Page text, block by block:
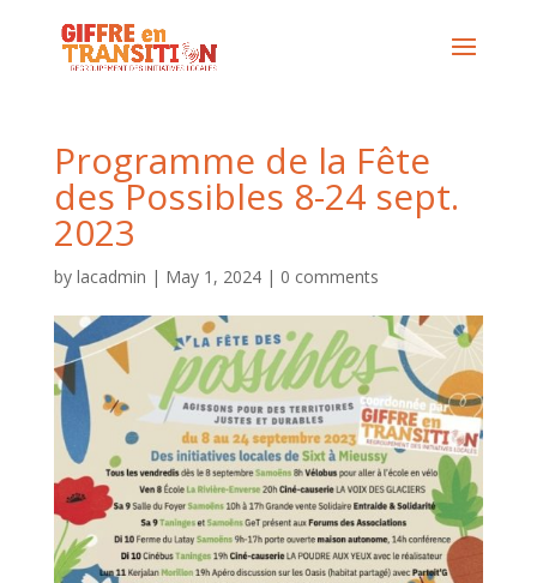
Programme de la Fête
des Possibles 8-24 sept.
2023
by lacadmin | May 1, 2024| 0 comments